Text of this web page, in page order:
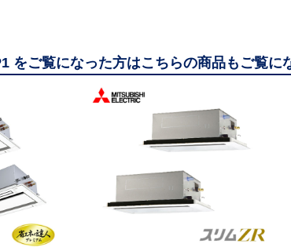
をご覧になった方はこちらの商品もご覧に